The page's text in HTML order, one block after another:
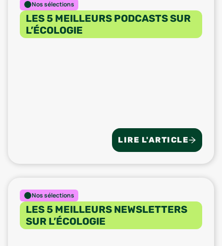
Nos sélections
LES 5 MEILLEURS PODCASTS SUR
L’ÉCOLOGIE
LIRE L'ARTICLE
Nos sélections
LES 5 MEILLEURS NEWSLETTERS
SUR L’ÉCOLOGIE